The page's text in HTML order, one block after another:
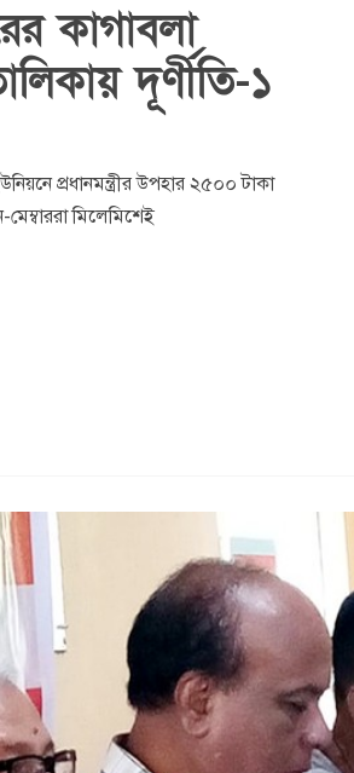
কাগাবলা
দূর্ণীতি-১
প্রধানমন্ত্রীর উপহার ২৫০০ টাকা
মিলেমিশেই